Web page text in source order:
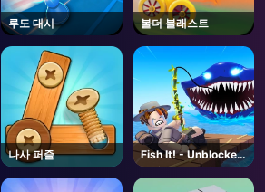
루도 대시 볼더 블래스트
나사 퍼즐
Fish It! - Unblocked
Online Game